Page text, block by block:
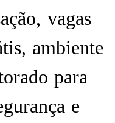
vagas
ambiente
para
e